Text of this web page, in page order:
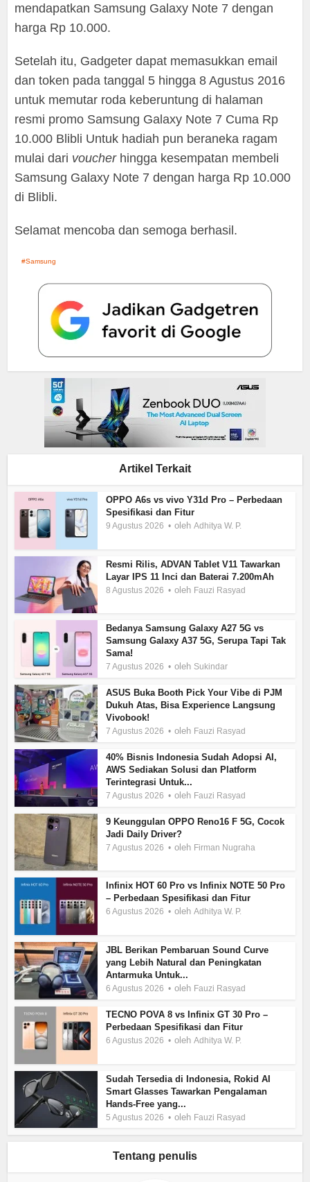
mendapatkan Samsung Galaxy Note 7 dengan
harga Rp 10.000.
Setelah itu, Gadgeter dapat memasukkan email
dan token pada tanggal 5 hingga 8 Agustus 2016
untuk memutar roda keberuntung di halaman
resmi promo Samsung Galaxy Note 7 Cuma Rp
10.000 Blibli Untuk hadiah pun beraneka ragam
mulai dari voucherhingga kesempatan membeli
Samsung Galaxy Note 7 dengan harga Rp 10.000
di Blibli.
Selamat mencoba dan semoga berhasil.
Samsung
Artikel Terkait
OPPO A6s vs vivo Y31d Pro – Perbedaan
Spesifikasi dan Fitur
9 Agustus 2026 olehAdhitya W. P.
Resmi Rilis, ADVAN Tablet V11 Tawarkan
Layar IPS 11 Inci dan Baterai 7.200mAh
8 Agustus 2026 oleh Fauzi Rasyad
Bedanya Samsung Galaxy A27 5G vs
Samsung Galaxy A37 5G, Serupa Tapi Tak
Sama!
7 Agustus 2026 oleh Sukindar
ASUS Buka Booth Pick Your Vibe di PJM
Dukuh Atas, Bisa Experience Langsung
Vivobook!
7 Agustus 2026 oleh Fauzi Rasyad
40% Bisnis Indonesia Sudah Adopsi AI,
AWS Sediakan Solusi dan Platform
Terintegrasi Untuk...
7 Agustus 2026 oleh Fauzi Rasyad
9 Keunggulan OPPO Reno16 F 5G, Cocok
Jadi Daily Driver?
7 Agustus 2026 oleh Firman Nugraha
Infinix HOT 60 Pro vs Infinix NOTE 50 Pro
– Perbedaan Spesifikasi dan Fitur
6 Agustus 2026 olehAdhitya W. P.
JBL Berikan Pembaruan Sound Curve
yang Lebih Natural dan Peningkatan
Antarmuka Untuk...
6 Agustus 2026 oleh Fauzi Rasyad
TECNO POVA 8 vs Infinix GT 30 Pro –
Perbedaan Spesifikasi dan Fitur
6 Agustus 2026 olehAdhitya W. P.
Sudah Tersedia di Indonesia, Rokid AI
Smart Glasses Tawarkan Pengalaman
Hands-Free yang...
5 Agustus 2026 oleh Fauzi Rasyad
Tentang penulis